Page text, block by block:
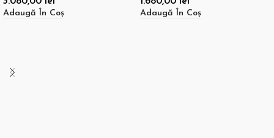
Adaugă În Coș Adaugă În Coș